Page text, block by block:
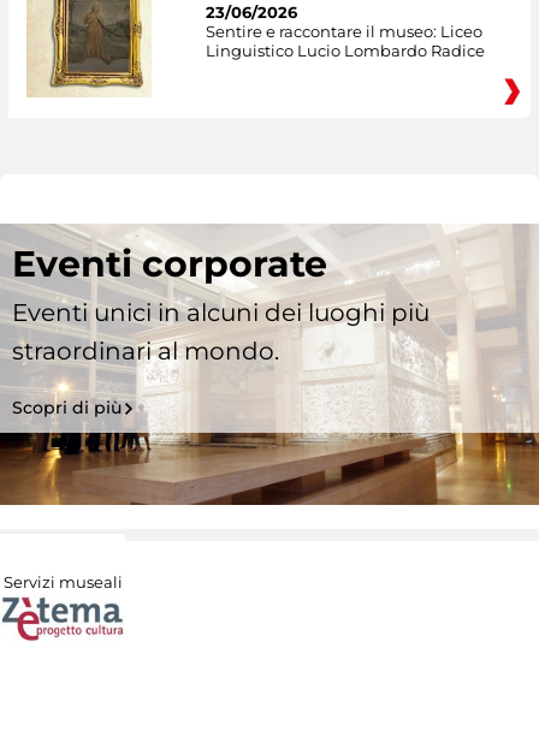
23/06/2026
Sentire e raccontare il museo: Liceo
Linguistico Lucio Lombardo Radice
Eventi corporate
Eventi unici in alcuni dei luoghi più
straordinari al mondo.
Scopri di più
Servizi museali